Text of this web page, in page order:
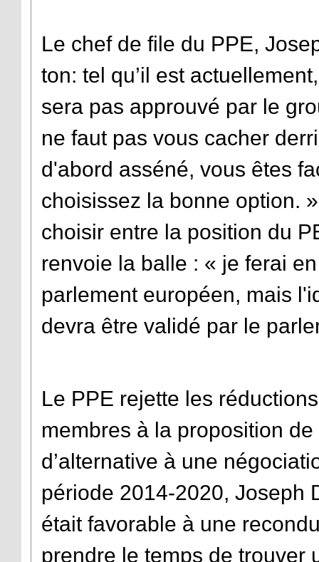
Le chef de file du PPE,
ton: tel qu’il est
sera pas approuvé par le
ne faut pas vous cacher
d'abord asséné, vous êtes
choisissez la bonne option.
choisir entre la position du
renvoie la balle : « je ferai
parlement européen, mais
devra être validé par le
Le PPE rejette les
membres à la proposition
d’alternative à une
période 2014-2020, Joseph
était favorable à une
prendre le temps de trouver